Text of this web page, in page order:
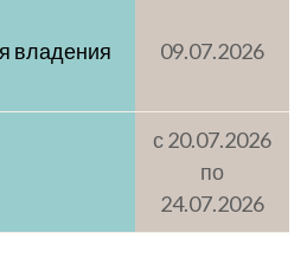
владения
09.07.2026
с 20.07.2026
по
24.07.2026